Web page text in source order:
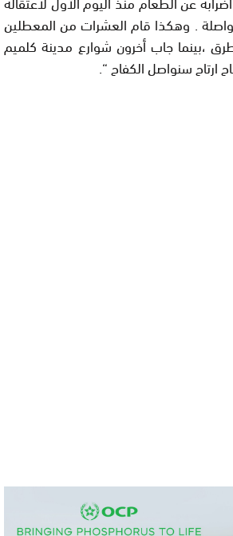
14 يوما متواصلة . وهكذا قام العشرات من المعطلين
،بينما جاب أخرون شوارع مدينة كلميم
ارتاح سنواصل الكفاح “.